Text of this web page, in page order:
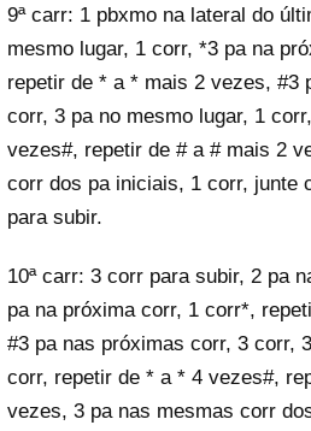
9ª carr: 1 pbxmo na lateral do
mesmo lugar, 1 corr, *3 pa na
repetir de * a * mais 2 vezes, #3
corr, 3 pa no mesmo lugar, 1
vezes#, repetir de # a # mais 2
corr dos pa iniciais, 1 corr, junte
para subir.
10ª carr: 3 corr para subir, 2 pa
pa na próxima corr, 1 corr*,
#3 pa nas próximas corr, 3 corr,
corr, repetir de * a * 4 vezes#,
vezes, 3 pa nas mesmas corr